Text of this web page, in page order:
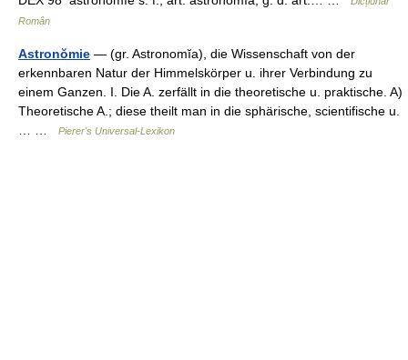
Român
Astronŏmie — (gr. Astronomĭa), die Wissenschaft von der
erkennbaren Natur der Himmelskörper u. ihrer Verbindung zu
einem Ganzen. I. Die A. zerfällt in die theoretische u. praktische. A)
Theoretische A.; diese theilt man in die sphärische, scientifische u.
… …
Pierer's Universal-Lexikon